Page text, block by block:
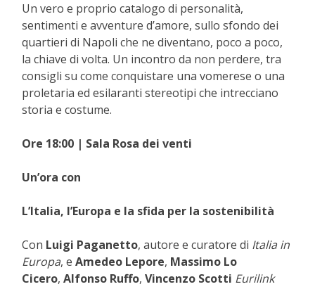
Un vero e proprio catalogo di personalità,
sentimenti e avventure d’amore, sullo sfondo dei
quartieri di Napoli che ne diventano, poco a poco,
la chiave di volta. Un incontro da non perdere, tra
consigli su come conquistare una vomerese o una
proletaria ed esilaranti stereotipi che intrecciano
storia e costume.
Ore 18:00 | Sala Rosa dei venti
Un’ora con
L’Italia, l’Europa e la sfida per la sostenibilità
Con Luigi Paganetto, autore e curatore di Italia in
Europa, e Amedeo Lepore, Massimo Lo
Cicero, Alfonso Ruffo, Vincenzo Scotti Eurilink